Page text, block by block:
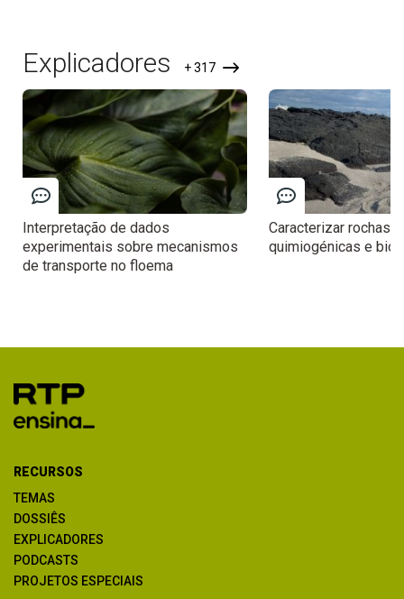
Explicadores + 317
Interpretação de dados
experimentais sobre mecanismos
de transporte no floema
Caracterizar rochas
quimiogénicas e
RECURSOS
TEMAS
DOSSIÊS
EXPLICADORES
PODCASTS
PROJETOS ESPECIAIS